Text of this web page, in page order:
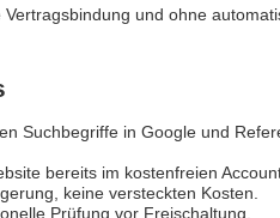
und ohne
Suchbegriffe in Google und
bereits im kostenfreien
keine versteckten Kosten.
Prüfung vor Freischaltung.